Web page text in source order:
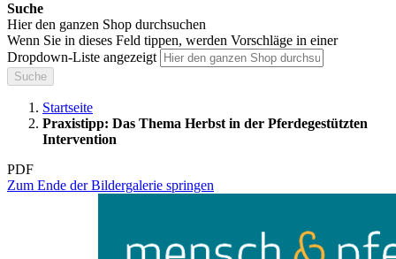
Suche
Hier den ganzen Shop durchsuchen
Wenn Sie in dieses Feld tippen, werden Vorschläge in einer
Dropdown-Liste angezeigt
Suche
Startseite
Praxistipp: Das Thema Herbst in der Pferdegestützten
Intervention
PDF
Zum Ende der Bildergalerie springen